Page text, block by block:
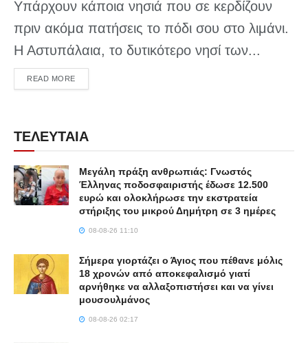
Υπάρχουν κάποια νησιά που σε κερδίζουν
πριν ακόμα πατήσεις το πόδι σου στο λιμάνι.
Η Αστυπάλαια, το δυτικότερο νησί των...
READ MOREDETAILS
ΤΕΛΕΥΤΑΙΑ
Μεγάλη πράξη ανθρωπιάς: Γνωστός
Έλληνας ποδοσφαιριστής έδωσε 12.500
ευρώ και ολοκλήρωσε την εκστρατεία
στήριξης του μικρού Δημήτρη σε 3 ημέρες
08-08-26 11:10
Σήμερα γιορτάζει ο Άγιος που πέθανε μόλις
18 χρονών από αποκεφαλισμό γιατί
αρνήθηκε να αλλαξοπιστήσει και να γίνει
μουσουλμάνος
08-08-26 02:17